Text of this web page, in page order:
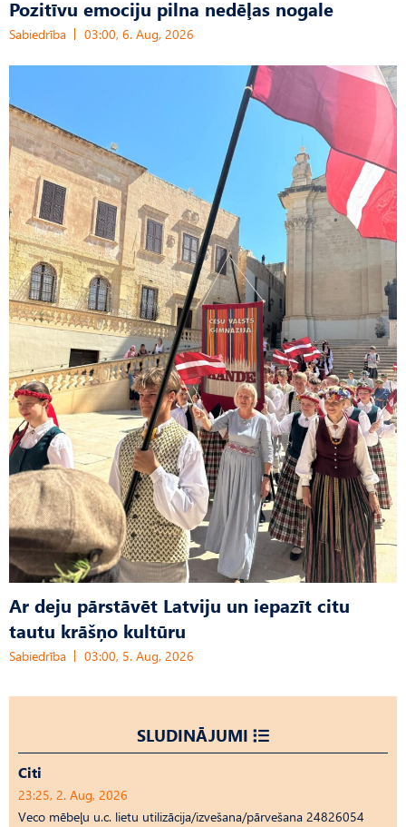
Pozitīvu emociju pilna nedēļas nogale
Sabiedrība 03:00, 6. Aug, 2026
Ar deju pārstāvēt Latviju un iepazīt citu
tautu krāšņo kultūru
Sabiedrība 03:00, 5. Aug, 2026
SLUDINĀJUMI
Citi
23:25, 2. Aug, 2026
Veco mēbeļu u.c. lietu utilizācija/izvešana/pārvešana 24826054